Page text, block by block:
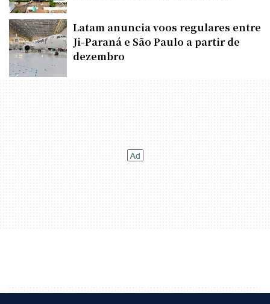
Latam anuncia voos regulares entre
Ji-Paraná e São Paulo a partir de
dezembro